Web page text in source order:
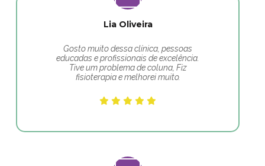
Lia Oliveira
Gosto muito dessa clínica, pessoas
educadas e profissionais de excelência.
Tive um problema de coluna, Fiz
fisioterapia e melhorei muito.